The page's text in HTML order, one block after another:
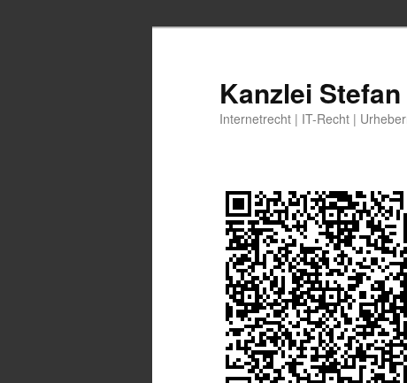
Kanzlei
Internetrecht | IT-Recht |